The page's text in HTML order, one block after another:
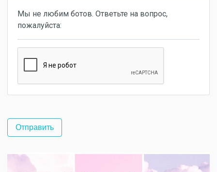
Мы не любим ботов. Ответьте на вопрос,
пожалуйста: